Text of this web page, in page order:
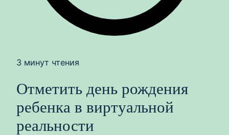
3 минут чтения
Отметить день рождения
ребенка в виртуальной
реальности